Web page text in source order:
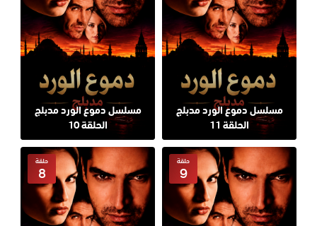
مسلسل دموع الورد مدبلج
الحلقة 11
مسلسل دموع الورد مدبلج
الحلقة 10
حلقة
9
حلقة
8